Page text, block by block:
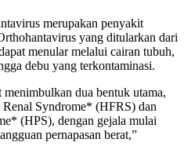
merupakan penyakit
yang ditularkan dari
menular melalui cairan tubuh,
debu yang terkontaminasi.
dua bentuk utama,
Syndrome* (HFRS) dan
(HPS), dengan gejala mulai
pernapasan berat,”